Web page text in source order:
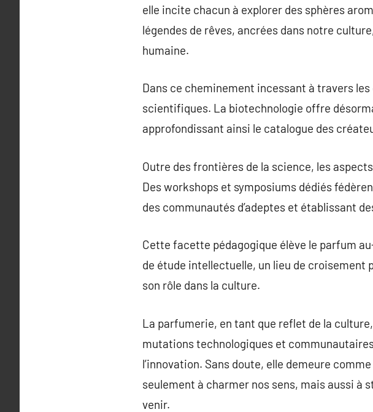
elle incite chacun à explorer des sphères
légendes de rêves, ancrées dans notre
humaine.
Dans ce cheminement incessant à travers
scientifiques. La biotechnologie offre
approfondissant ainsi le catalogue des
Outre des frontières de la science, les
Des workshops et symposiums dédiés
des communautés d’adeptes et établissant
Cette facette pédagogique élève le parfum
de étude intellectuelle, un lieu de croisement
son rôle dans la culture.
La parfumerie, en tant que reflet de la
mutations technologiques et
l’innovation. Sans doute, elle demeure
seulement à charmer nos sens, mais aussi à
venir.